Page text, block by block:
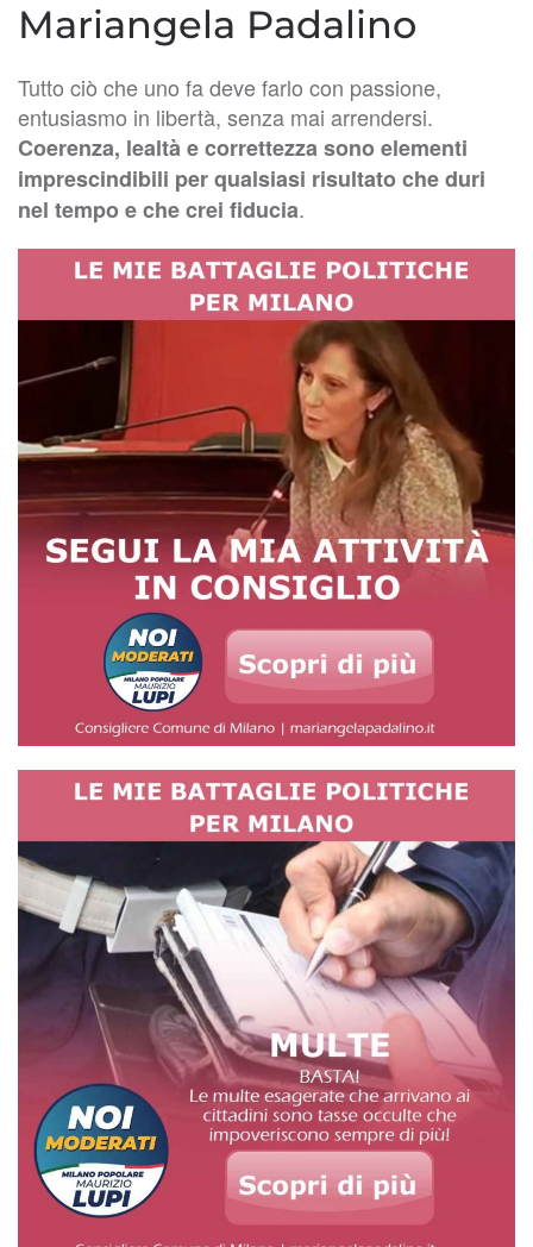
Mariangela Padalino
Tutto ciò che uno fa deve farlo con passione,
entusiasmo in libertà, senza mai arrendersi.
Coerenza, lealtà e correttezza sono elementi
imprescindibili per qualsiasi risultato che duri
nel tempo e che crei fiducia.